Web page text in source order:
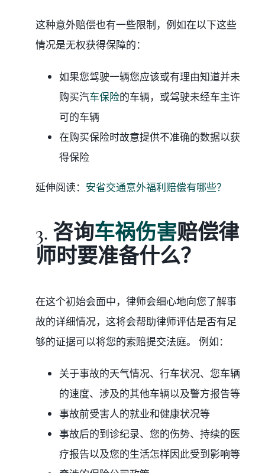
这种意外赔偿也有一些限制，例如在以下这些
情况是无权获得保障的：
如果您驾驶一辆您应该或有理由知道并未
购买汽车保险的车辆，或驾驶未经车主许
可的车辆
在购买保险时故意提供不准确的数据以获
得保险
延伸阅读： 安省交通意外福利赔偿有哪些？
3. 咨询车祸伤害赔偿律
师时要准备什么？
在这个初始会面中，律师会细心地向您了解事
故的详细情况，这将会帮助律师评估是否有足
够的证据可以将您的索赔提交法庭。 例如：
关于事故的天气情况、行车状况、您车辆
的速度、涉及的其他车辆以及警方报告等
事故前受害人的就业和健康状况等
事故后的到诊纪录、您的伤势、持续的医
疗报告以及您的生活怎样因此受到影响等